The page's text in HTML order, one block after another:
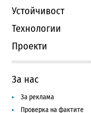
Устойчивост
Технологии
Проекти
За нас
За реклама
Проверка на фактите